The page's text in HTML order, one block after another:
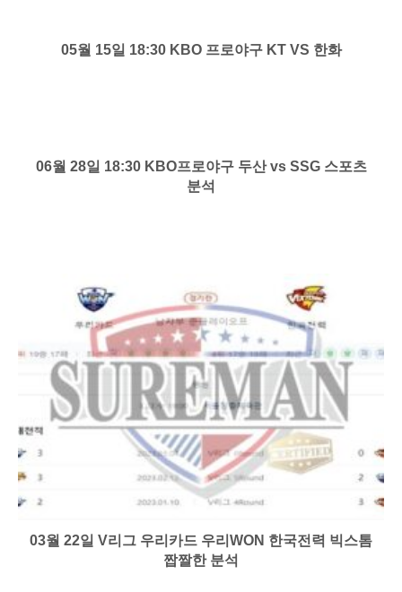
05월 15일 18:30 KBO 프로야구 KT VS 한화
06월 28일 18:30 KBO프로야구 두산 vs SSG 스포츠
분석
03월 22일 V리그 우리카드 우리WON 한국전력 빅스톰
짭짤한 분석